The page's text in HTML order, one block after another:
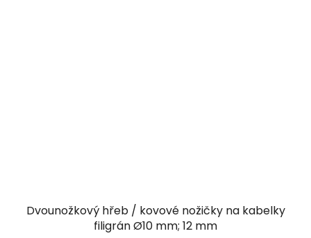
Dvounožkový hřeb / kovové nožičky na kabelky
filigrán Ø10 mm; 12 mm